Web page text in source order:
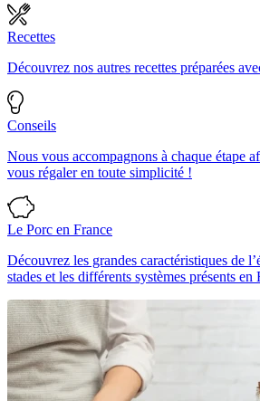
Recettes
Découvrez nos autres recettes préparées
Conseils
Nous vous accompagnons à chaque étape
vous régaler en toute simplicité !
Le Porc en France
Découvrez les grandes caractéristiques de
stades et les différents systèmes présents en